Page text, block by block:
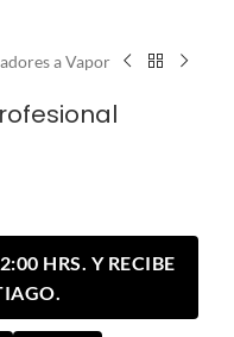
a Vapor
HRS. Y RECIBE